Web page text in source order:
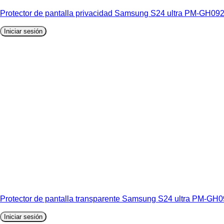
Protector de pantalla privacidad Samsung S24 ultra PM-
Iniciar sesión
Protector de pantalla transparente Samsung S24 ultra PM-
Iniciar sesión